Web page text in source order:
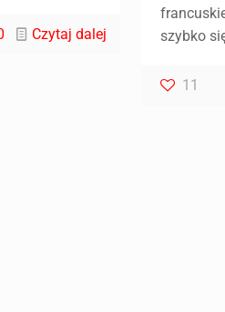
Czytaj dalej
szybko
11